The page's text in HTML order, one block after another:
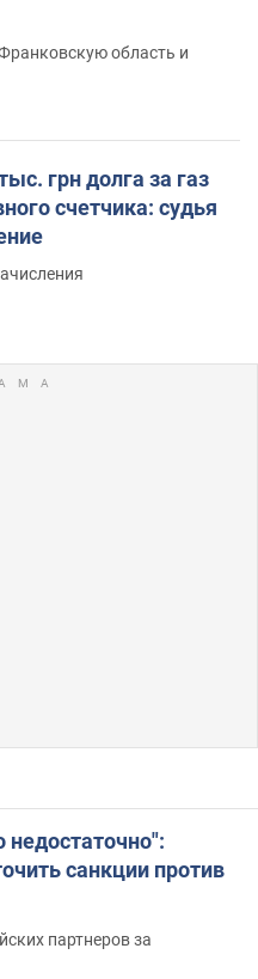
область и
грн долга за газ
счетчика: судья
санкции против
партнеров за